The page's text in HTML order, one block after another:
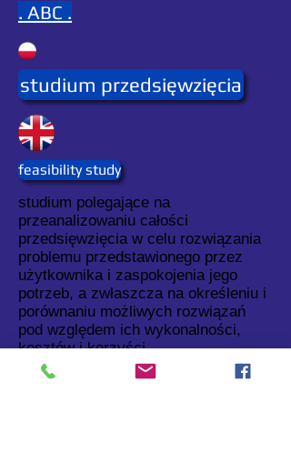
. ABC .
studium przedsięwzięcia
feasibility study
studium polegające na
przeanalizowaniu całości
przedsięwzięcia w celu rozwiązania
problemu przedstawionego przez
użytkownika i zaspokojenia jego
potrzeb, a zwłaszcza na określeniu i
porównaniu możliwych rozwiązań
pod względem ich wykonalności,
kosztów i korzyści.
Stosowana jest również nazwa